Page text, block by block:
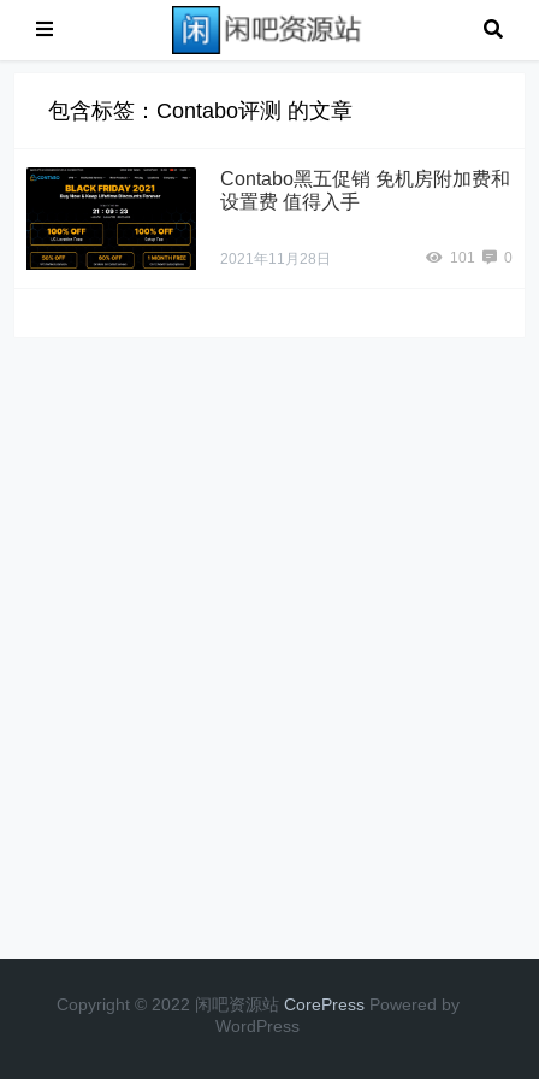
包含标签：Contabo评测 的文章
Contabo黑五促销 免机房附加费和
设置费 值得入手
2021年11月28日 101 0
Copyright © 2022 闲吧资源站 CorePress Powered by
WordPress